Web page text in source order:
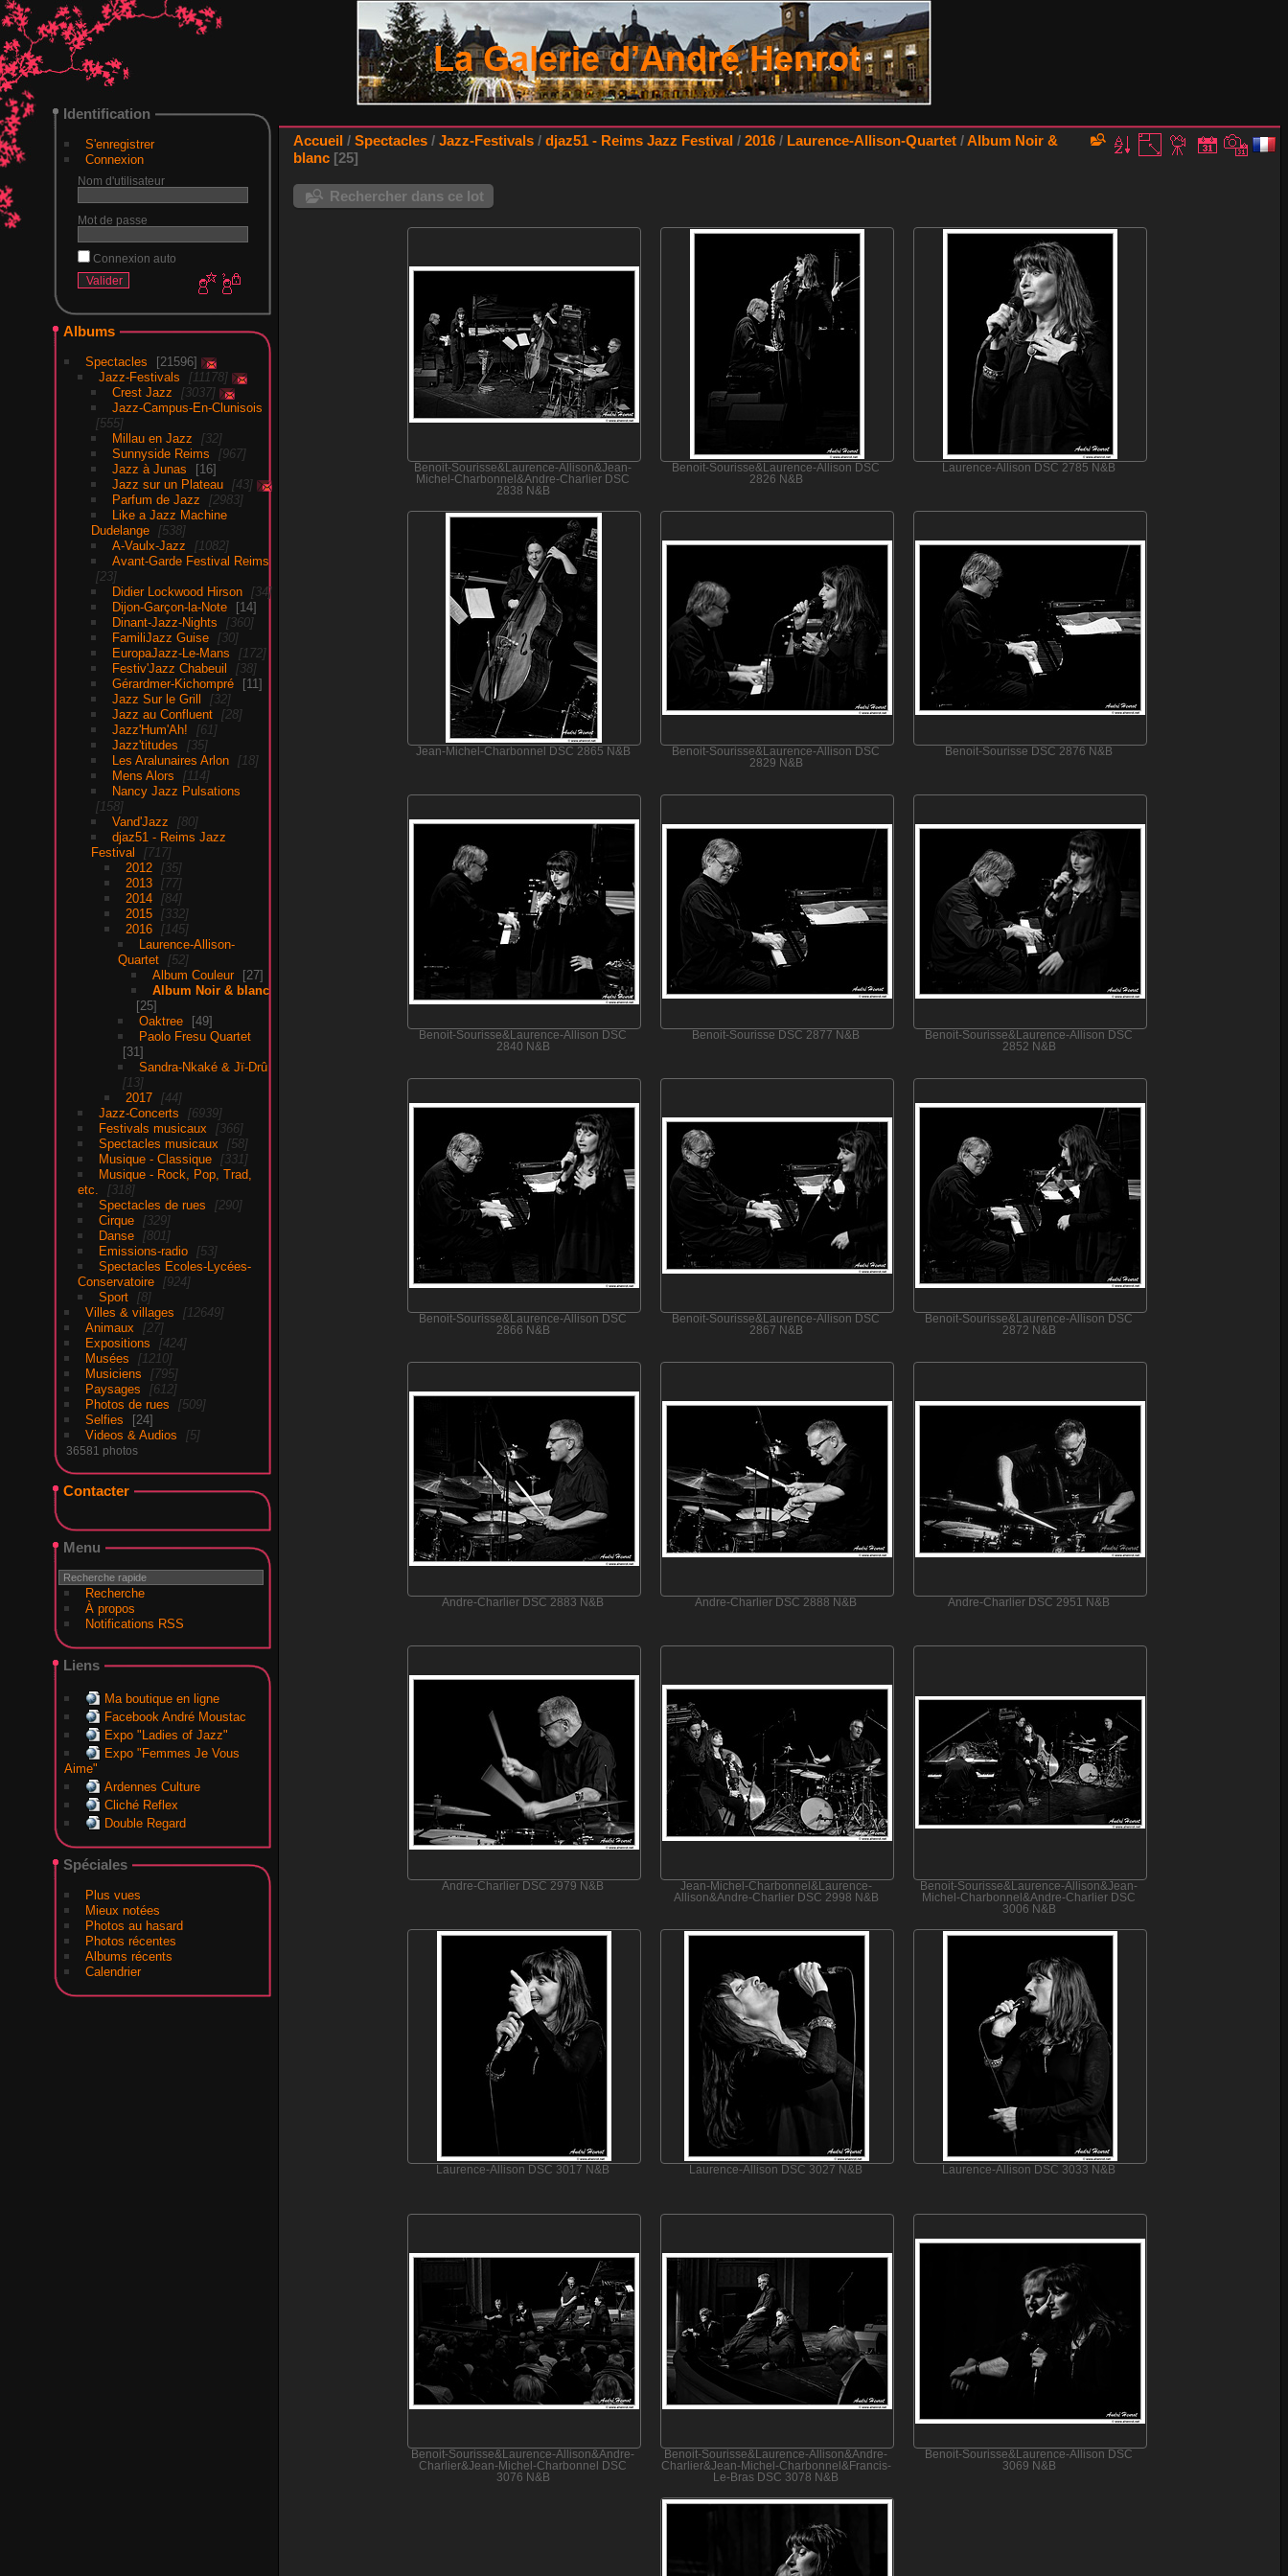
Identification
S'enregistrer
Connexion
Nom d'utilisateur
Mot de passe
Connexion auto
Albums
Spectacles
21596
Jazz-Festivals
11178
Crest Jazz
3037
Jazz-Campus-En-Clunisois
555
Millau en Jazz
32
Sunnyside Reims
967
Jazz à Junas
16
Jazz sur un Plateau
43
Parfum de Jazz
2983
Like a Jazz Machine
Dudelange
538
A-Vaulx-Jazz
1082
Avant-Garde Festival Reims
23
Didier Lockwood Hirson
34
Dijon-Garçon-la-Note
14
Dinant-Jazz-Nights
360
FamiliJazz Guise
30
EuropaJazz-Le-Mans
172
Festiv'Jazz Chabeuil
38
Gérardmer-Kichompré
11
Jazz Sur le Grill
32
Jazz au Confluent
28
Jazz'Hum'Ah!
61
Jazz'titudes
35
Les Aralunaires Arlon
18
Mens Alors
114
Nancy Jazz Pulsations
158
Vand'Jazz
80
djaz51 - Reims Jazz
Festival
717
2012
35
2013
77
2014
84
2015
332
2016
145
Laurence-Allison-
Quartet
52
Album Couleur
27
Album Noir & blanc
25
Oaktree
49
Paolo Fresu Quartet
31
Sandra-Nkaké & Jï-Drû
13
2017
44
Jazz-Concerts
6939
Festivals musicaux
366
Spectacles musicaux
58
Musique - Classique
331
Musique - Rock, Pop, Trad,
etc.
318
Spectacles de rues
290
Cirque
329
Danse
801
Emissions-radio
53
Spectacles Ecoles-Lycées-
Conservatoire
924
Sport
8
Villes & villages
12649
Animaux
27
Expositions
424
Musées
1210
Musiciens
795
Paysages
612
Photos de rues
509
Selfies
24
Videos & Audios
5
36581 photos
Contacter
Menu
Recherche
À propos
Notifications RSS
Liens
Ma boutique en ligne
Facebook André Moustac
Expo "Ladies of Jazz"
Expo "Femmes Je Vous
Aime"
Ardennes Culture
Cliché Reflex
Double Regard
Spéciales
Plus vues
Mieux notées
Photos au hasard
Photos récentes
Albums récents
Calendrier
Accueil / Spectacles / Jazz-Festivals / djaz51 - Reims Jazz Festival / 2016 / Laurence-Allison-Quartet /Album Noir &
blanc 25
Rechercher dans ce lot
Benoit-Sourisse&Laurence-Allison&Jean-
Michel-Charbonnel&Andre-Charlier DSC
2838 N&B
Benoit-Sourisse&Laurence-Allison DSC
2826 N&B
Laurence-Allison DSC 2785 N&B
Jean-Michel-Charbonnel DSC 2865 N&B
Benoit-Sourisse&Laurence-Allison DSC
2829 N&B
Benoit-Sourisse DSC 2876 N&B
Benoit-Sourisse&Laurence-Allison DSC
2840 N&B
Benoit-Sourisse DSC 2877 N&B
Benoit-Sourisse&Laurence-Allison DSC
2852 N&B
Benoit-Sourisse&Laurence-Allison DSC
2866 N&B
Benoit-Sourisse&Laurence-Allison DSC
2867 N&B
Benoit-Sourisse&Laurence-Allison DSC
2872 N&B
Andre-Charlier DSC 2883 N&B Andre-Charlier DSC 2888 N&B Andre-Charlier DSC 2951 N&B
Andre-Charlier DSC 2979 N&B
Jean-Michel-Charbonnel&Laurence-
Allison&Andre-Charlier DSC 2998 N&B
Benoit-Sourisse&Laurence-Allison&Jean-
Michel-Charbonnel&Andre-Charlier DSC
3006 N&B
Laurence-Allison DSC 3017 N&B Laurence-Allison DSC 3027 N&B Laurence-Allison DSC 3033 N&B
Benoit-Sourisse&Laurence-Allison&Andre-
Charlier&Jean-Michel-Charbonnel DSC
3076 N&B
Benoit-Sourisse&Laurence-Allison&Andre-
Charlier&Jean-Michel-Charbonnel&Francis-
Le-Bras DSC 3078 N&B
Benoit-Sourisse&Laurence-Allison DSC
3069 N&B